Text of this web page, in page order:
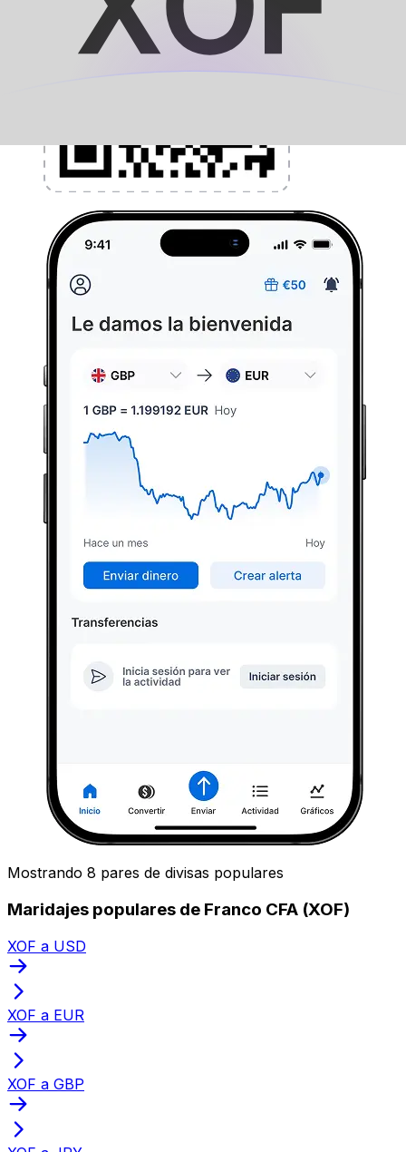
Mostrando 8 pares de divisas populares
Maridajes populares de Franco CFA (XOF)
XOF a USD
XOF a EUR
XOF a GBP